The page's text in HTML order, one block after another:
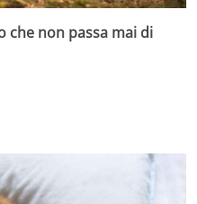
che non passa mai di